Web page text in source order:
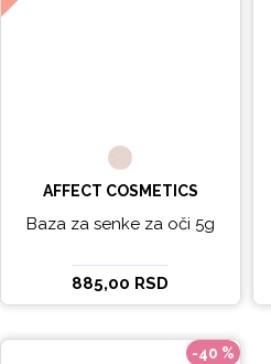
AFFECT COSMETICS
Baza za senke za oči 5g
885,00 RSD
-40 %